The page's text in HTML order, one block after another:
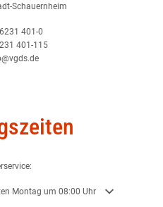
Schauernheim
401-0
401-115
oder Schließzeiten auszublenden
Montag um 08:00 Uhr